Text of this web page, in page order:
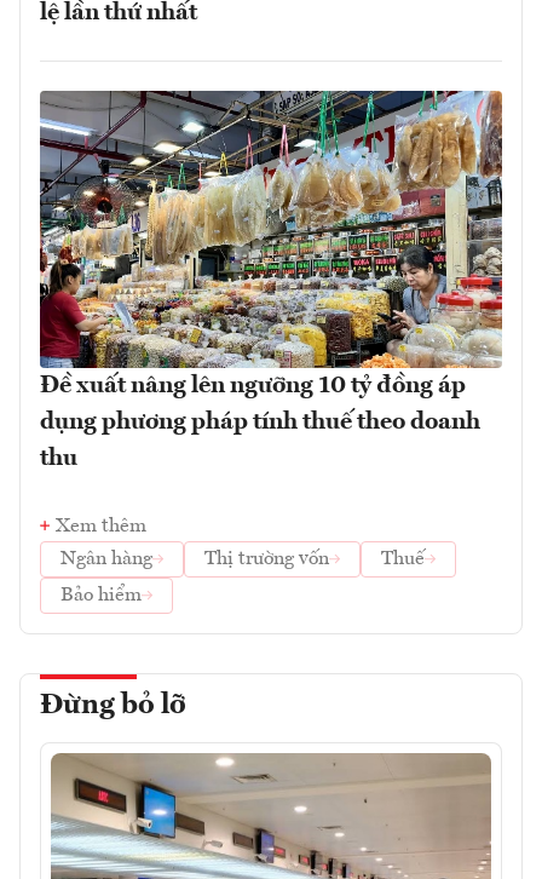
lệ lần thứ nhất
Đề xuất nâng lên ngưỡng 10 tỷ đồng áp
dụng phương pháp tính thuế theo doanh
thu
Xem thêm
Ngân hàng
Thị trường vốn
Thuế
Bảo hiểm
Đừng bỏ lỡ